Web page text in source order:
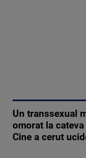
Un transsexual
omorat la
Cine a cerut